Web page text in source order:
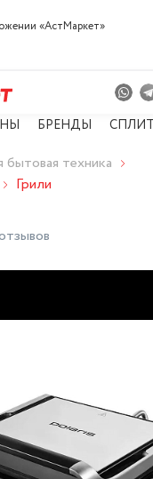
«АстМарке‪т‬»
БРЕНДЫ
бытовая техника
Грили